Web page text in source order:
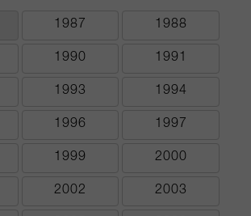
1987 1988
1990 1991
1993 1994
1996 1997
1999 2000
2002 2003